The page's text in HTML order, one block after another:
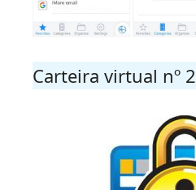
Carteira virtual nº 2